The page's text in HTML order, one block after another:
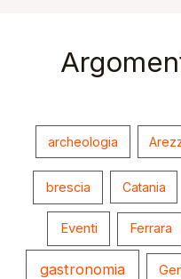
archeologia
brescia Catania
Eventi Ferrara
gastronomia